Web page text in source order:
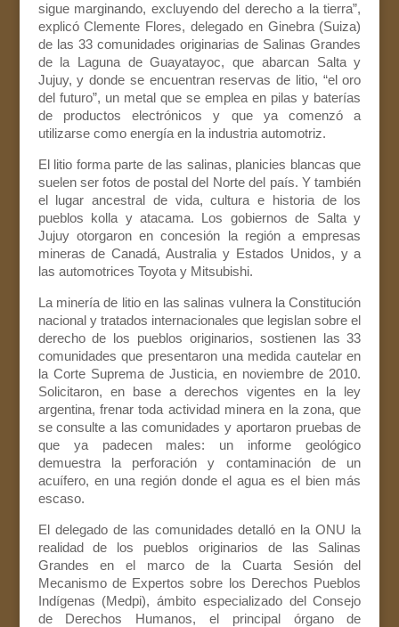
sigue marginando, excluyendo del derecho a la tierra”,
explicó Clemente Flores, delegado en Ginebra (Suiza)
de las 33 comunidades originarias de Salinas Grandes
de la Laguna de Guayatayoc, que abarcan Salta y
Jujuy, y donde se encuentran reservas de litio, “el oro
del futuro”, un metal que se emplea en pilas y baterías
de productos electrónicos y que ya comenzó a
utilizarse como energía en la industria automotriz.
El litio forma parte de las salinas, planicies blancas que
suelen ser fotos de postal del Norte del país. Y también
el lugar ancestral de vida, cultura e historia de los
pueblos kolla y atacama. Los gobiernos de Salta y
Jujuy otorgaron en concesión la región a empresas
mineras de Canadá, Australia y Estados Unidos, y a
las automotrices Toyota y Mitsubishi.
La minería de litio en las salinas vulnera la Constitución
nacional y tratados internacionales que legislan sobre el
derecho de los pueblos originarios, sostienen las 33
comunidades que presentaron una medida cautelar en
la Corte Suprema de Justicia, en noviembre de 2010.
Solicitaron, en base a derechos vigentes en la ley
argentina, frenar toda actividad minera en la zona, que
se consulte a las comunidades y aportaron pruebas de
que ya padecen males: un informe geológico
demuestra la perforación y contaminación de un
acuífero, en una región donde el agua es el bien más
escaso.
El delegado de las comunidades detalló en la ONU la
realidad de los pueblos originarios de las Salinas
Grandes en el marco de la Cuarta Sesión del
Mecanismo de Expertos sobre los Derechos Pueblos
Indígenas (Medpi), ámbito especializado del Consejo
de Derechos Humanos, el principal órgano de